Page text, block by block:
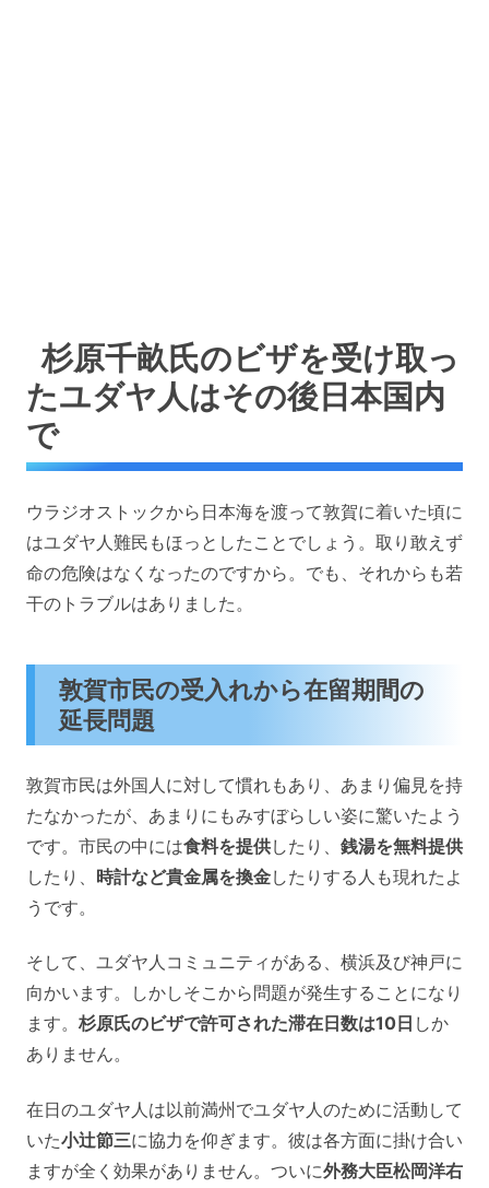
杉原千畝氏のビザを受け取っ
たユダヤ人はその後日本国内
で
ウラジオストックから日本海を渡って敦賀に着いた頃に
はユダヤ人難民もほっとしたことでしょう。取り敢えず
命の危険はなくなったのですから。でも、それからも若
干のトラブルはありました。
敦賀市民の受入れから在留期間の
延長問題
敦賀市民は外国人に対して慣れもあり、あまり偏見を持
たなかったが、あまりにもみすぼらしい姿に驚いたよう
です。市民の中には食料を提供したり、 銭湯を無料提供
したり、 時計など貴金属を換金したりする人も現れたよ
うです。
そして、ユダヤ人コミュニティがある、横浜及び神戸に
向かいます。しかしそこから問題が発生することになり
ます。 杉原氏のビザで許可された滞在日数は10日 しか
ありません。
在日のユダヤ人は以前満州でユダヤ人のために活動して
いた小辻節三に協力を仰ぎます。彼は各方面に掛け合い
ますが全く効果がありません。ついに外務大臣松岡洋右